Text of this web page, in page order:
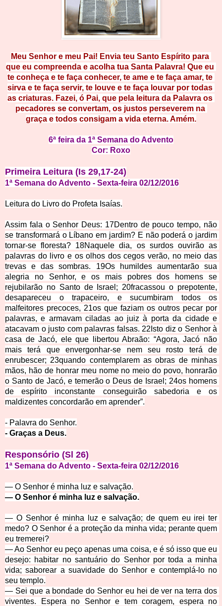
Meu Senhor e meu Pai! Envia teu Santo Espírito para
que eu compreenda e acolha tua Santa Palavra! Que eu
te conheça e te faça conhecer, te ame e te faça amar, te
sirva e te faça servir, te louve e te faça louvar por todas
as criaturas. Fazei, ó Pai, que pela leitura da Palavra os
pecadores se convertam, os justos perseverem na
graça e todos consigam a vida eterna. Amém.
6ª feira da 1ª Semana do Advento
Cor: Roxo
Primeira Leitura (Is 29,17-24)
1ª Semana do Advento - Sexta-feira 02/12/2016
Leitura do Livro do Profeta Isaías.
Assim fala o Senhor Deus: 17Dentro de pouco tempo, não
se transformará o Líbano em jardim? E não poderá o jardim
tornar-se floresta? 18Naquele dia, os surdos ouvirão as
palavras do livro e os olhos dos cegos verão, no meio das
trevas e das sombras. 19Os humildes aumentarão sua
alegria no Senhor, e os mais pobres dos homens se
rejubilarão no Santo de Israel; 20fracassou o prepotente,
desapareceu o trapaceiro, e sucumbiram todos os
malfeitores precoces, 21os que faziam os outros pecar por
palavras, e armavam ciladas ao juiz à porta da cidade e
atacavam o justo com palavras falsas. 22Isto diz o Senhor à
casa de Jacó, ele que libertou Abraão: “Agora, Jacó não
mais terá que envergonhar-se nem seu rosto terá de
enrubescer; 23quando contemplarem as obras de minhas
mãos, hão de honrar meu nome no meio do povo, honrarão
o Santo de Jacó, e temerão o Deus de Israel; 24os homens
de espírito inconstante conseguirão sabedoria e os
maldizentes concordarão em aprender”.
- Palavra do Senhor.
- Graças a Deus.
Responsório (Sl 26)
1ª Semana do Advento - Sexta-feira 02/12/2016
— O Senhor é minha luz e salvação.
— O Senhor é minha luz e salvação.
— O Senhor é minha luz e salvação; de quem eu irei ter
medo? O Senhor é a proteção da minha vida; perante quem
eu tremerei?
— Ao Senhor eu peço apenas uma coisa, e é só isso que eu
desejo: habitar no santuário do Senhor por toda a minha
vida; saborear a suavidade do Senhor e contemplá-lo no
seu templo.
— Sei que a bondade do Senhor eu hei de ver na terra dos
viventes. Espera no Senhor e tem coragem, espera no